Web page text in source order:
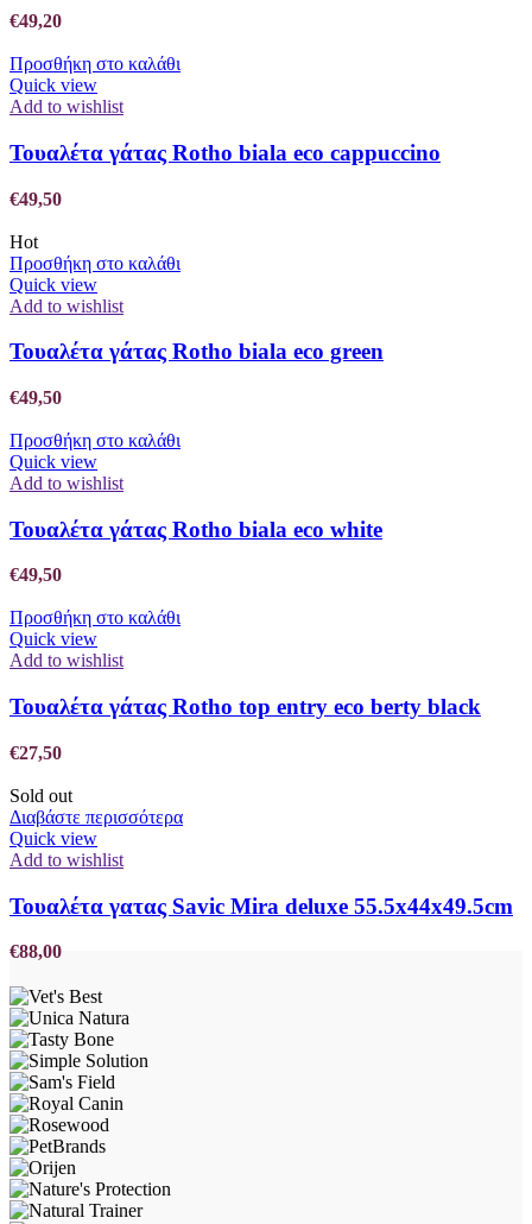
€49,20
Προσθήκη στο καλάθι
Quick view
Add to wishlist
Τουαλέτα γάτας Rotho biala eco cappuccino
€49,50
Hot
Προσθήκη στο καλάθι
Quick view
Add to wishlist
Τουαλέτα γάτας Rotho biala eco green
€49,50
Προσθήκη στο καλάθι
Quick view
Add to wishlist
Τουαλέτα γάτας Rotho biala eco white
€49,50
Προσθήκη στο καλάθι
Quick view
Add to wishlist
Τουαλέτα γάτας Rotho top entry eco berty black
€27,50
Sold out
Διαβάστε περισσότερα
Quick view
Add to wishlist
Τουαλέτα γατας Savic Mira deluxe 55.5x44x49.5cm
€88,00